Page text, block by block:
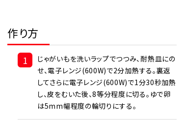
作り方
1
じゃがいもを洗いラップでつつみ、耐熱皿にの
せ、電子レンジ(600W)で2分加熱する。裏返
してさらに電子レンジ(600W)で1分30秒加熱
し、皮をむいた後、8等分程度に切る。ゆで卵
は5mm幅程度の輪切りにする。